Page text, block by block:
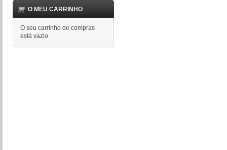
O MEU CARRINHO
O seu carrinho de compras
está vazio